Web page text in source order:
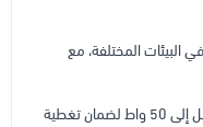
المختلفة، مع
– بقدرة إرسال تصل إلى 50 واط لضمان تغطية